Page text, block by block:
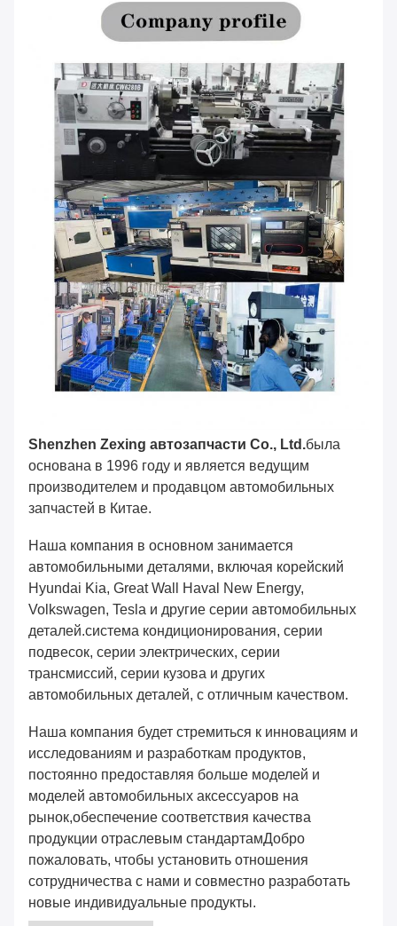
Shenzhen Zexing автозапчасти Co., Ltd.была
основана в 1996 году и является ведущим
производителем и продавцом автомобильных
запчастей в Китае.
Наша компания в основном занимается
автомобильными деталями, включая корейский
Hyundai Kia, Great Wall Haval New Energy,
Volkswagen, Tesla и другие серии автомобильных
деталей.система кондиционирования, серии
подвесок, серии электрических, серии
трансмиссий, серии кузова и других
автомобильных деталей, с отличным качеством.
Наша компания будет стремиться к инновациям и
исследованиям и разработкам продуктов,
постоянно предоставляя больше моделей и
моделей автомобильных аксессуаров на
рынок,обеспечение соответствия качества
продукции отраслевым стандартамДобро
пожаловать, чтобы установить отношения
сотрудничества с нами и совместно разработать
новые индивидуальные продукты.